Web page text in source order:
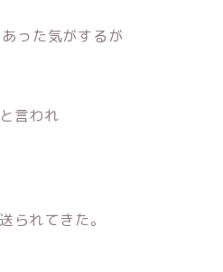
った気がするが
言われ
られてきた。